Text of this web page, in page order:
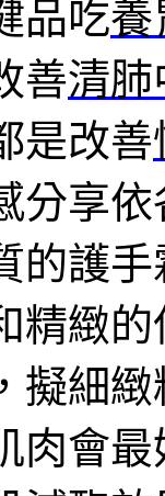
品吃養
善清肺
是改善
分享依
的護
精緻
擬細
肉會